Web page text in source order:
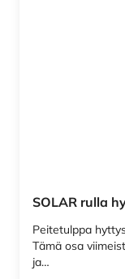
SOLAR rulla
Peitetulppa
Tämä osa
ja…